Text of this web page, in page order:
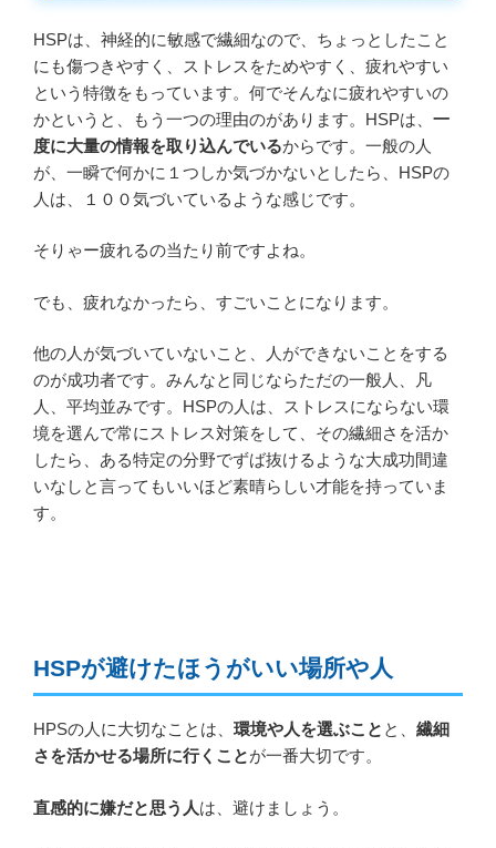
HSPは、神経的に敏感で繊細なので、ちょっとしたこと
にも傷つきやすく、ストレスをためやすく、疲れやすい
という特徴をもっています。何でそんなに疲れやすいの
かというと、もう一つの理由のがあります。HSPは、 一
度に大量の情報を取り込んでいるからです。一般の人
が、一瞬で何かに１つしか気づかないとしたら、HSPの
人は、１００気づいているような感じです。
そりゃー疲れるの当たり前ですよね。
でも、疲れなかったら、すごいことになります。
他の人が気づいていないこと、人ができないことをする
のが成功者です。みんなと同じならただの一般人、凡
人、平均並みです。HSPの人は、ストレスにならない環
境を選んで常にストレス対策をして、その繊細さを活か
したら、ある特定の分野でずば抜けるような大成功間違
いなしと言ってもいいほど素晴らしい才能を持っていま
す。
HSPが避けたほうがいい場所や人
HPSの人に大切なことは、 環境や人を選ぶこと と、 繊細
さを活かせる場所に行くことが一番大切です。
直感的に嫌だと思う人は、避けましょう。